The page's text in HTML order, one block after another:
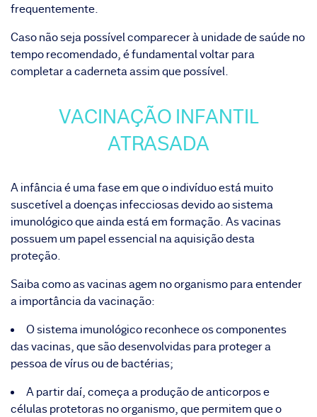
frequentemente.
Caso não seja possível comparecer à unidade de saúde no
tempo recomendado, é fundamental voltar para
completar a caderneta assim que possível.
VACINAÇÃO INFANTIL
ATRASADA
A infância é uma fase em que o indivíduo está muito
suscetível a doenças infecciosas devido ao sistema
imunológico que ainda está em formação. As vacinas
possuem um papel essencial na aquisição desta
proteção.
Saiba como as vacinas agem no organismo para entender
a importância da vacinação:
O sistema imunológico reconhece os componentes
das vacinas, que são desenvolvidas para proteger a
pessoa de vírus ou de bactérias;
A partir daí, começa a produção de anticorpos e
células protetoras no organismo, que permitem que o